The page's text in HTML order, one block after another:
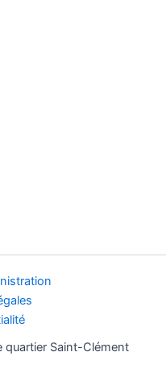
Saint-Clément